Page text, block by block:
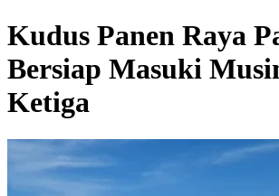
Kudus Panen Raya
Bersiap Masuki
Ketiga